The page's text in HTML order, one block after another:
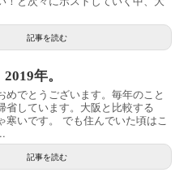
記事を読む
年。
めでとうございます。毎年のこと
省しています。大阪と比較する
寒いです。 でも住んでいた頃はこ
記事を読む